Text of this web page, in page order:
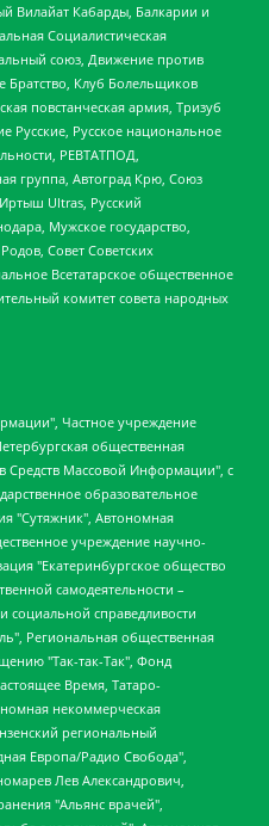
Вилайат Кабарды, Балкарии и
Социалистическая
союз, Движение против
Братство, Клуб Болельщиков
повстанческая армия, Тризуб
Русские, Русское национальное
РЕВТАТПОД,
группа, Автоград Крю, Союз
Ultras, Русский
Мужское государство,
Совет Советских
Всетатарское общественное
комитет совета народных
Наталья Владимировна, Гозман Леонид Яковлевич, Кагарлицкий Борис Юльевич, Климарев Михаил Валерьевич, Милов Владимир Станиславович, Автономная некоммерческая организация Краснодарский центр современного искусства "Типография", Моргенштерн Алишер Тагирович, Соболь Любовь Эдуардовна, Общество с ограниченной ответственностью "ЛИЗА НОРМ", Каспаров Гарри Кимович, Ходорковский Михаил Борисович, Общество с ограниченной ответственностью "Апрельские тезисы", Данилович Ирина Брониславовна, Кашин Олег Владимирович, Петров Николай Владимирович, Пивоваров Алексей Владимирович, Соколов Михаил Владимирович, Цветкова Юлия Владимировна, Чичваркин Евгений Александрович, Комитет против пыток/Команда против пыток, Общество с ограниченной ответственностью "Первый научный", Общество с ограниченной ответственностью "Вертолет и ко", Белоцерковская Вероника Борисовна, Кац Максим Евгеньевич, Лазарева Татьяна Юрьевна, Шаведдинов Руслан Табризович, Яшин Илья Валерьевич, Общество с ограниченной ответственностью "Иноагент ААВ", Алешковский Дмитрий Петрович, Альбац Евгения Марковна, Быков Дмитрий Львович, Галямина Юлия Евгеньевна, Лойко Сергей Леонидович, Мартынов Кирилл Константинович, Медведев Сергей Александрович, Крашенинников Федор Геннадиевич, Гордеева Катерина Вл